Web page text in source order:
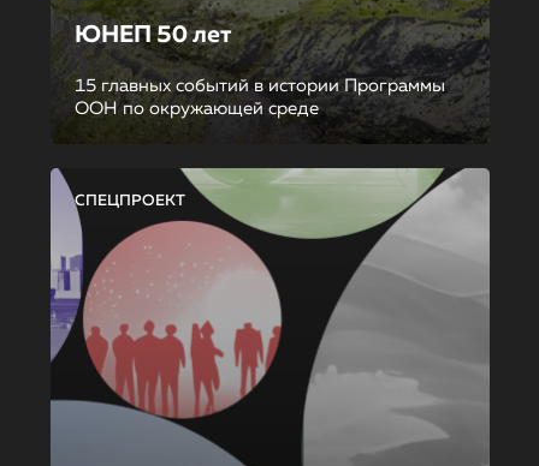
ЮНЕП 50 лет
15 главных событий в истории Программы
ООН по окружающей среде
СПЕЦПРОЕКТ